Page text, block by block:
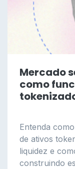
Mercado
como
Entenda
de ativos
liquidez e
construindo